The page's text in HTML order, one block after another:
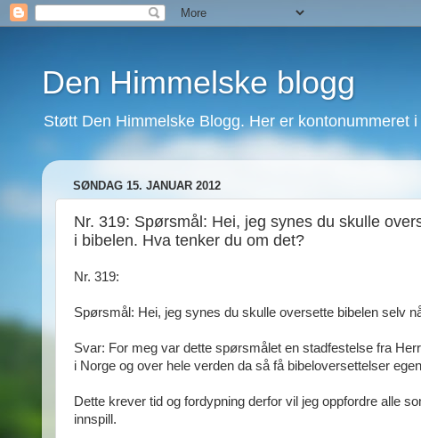
Den Himmelske blogg
Støtt Den Himmelske Blogg. Her er
SØNDAG 15. JANUAR 2012
Nr. 319: Spørsmål: Hei, jeg synes du skulle
i bibelen. Hva tenker du om det?
Nr. 319:
Spørsmål: Hei, jeg synes du skulle oversette bibelen selv
Svar: For meg var dette spørsmålet en stadfestelse fra
i Norge og over hele verden da så få bibeloversettelser
Dette krever tid og fordypning derfor vil jeg oppfordre alle
innspill.